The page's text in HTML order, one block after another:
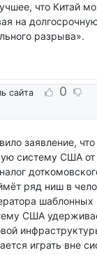
что Китай
на
разрыва».
сайта 0
заявление,
систему США от
ряд ниш в
США
играть вне